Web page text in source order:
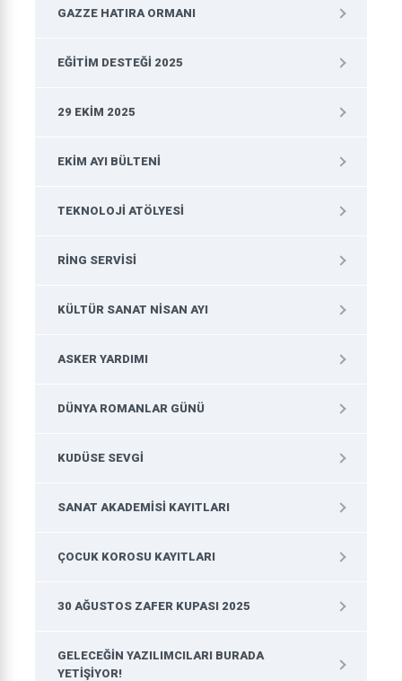
GAZZE HATIRA ORMANI
EĞITIM DESTEĞI 2025
29 EKIM 2025
EKIM AYI BÜLTENI
TEKNOLOJI ATÖLYESI
RING SERVISI
KÜLTÜR SANAT NISAN AYI
ASKER YARDIMI
DÜNYA ROMANLAR GÜNÜ
KUDÜSE SEVGI
SANAT AKADEMISI KAYITLARI
ÇOCUK KOROSU KAYITLARI
30 AĞUSTOS ZAFER KUPASI 2025
GELECEĞIN YAZILIMCILARI BURADA
YETIŞIYOR!